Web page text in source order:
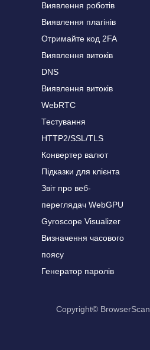
Виявлення роботів
Виявлення плагінів
Отримайте код 2FA
Виявлення витоків
DNS
Виявлення витоків
WebRTC
Тестування
HTTP2/SSL/TLS
Конвертер валют
Підказки для клієнта
Звіт про веб-
переглядач WebGPU
Gyroscope Visualizer
Визначення часового
поясу
Генератор паролів
Copyright© BrowserScan